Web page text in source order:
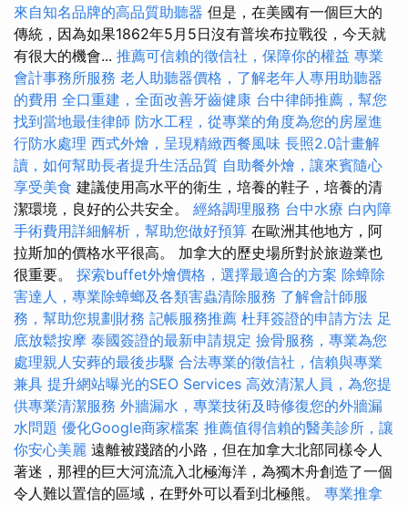
來自知名品牌的高品質助聽器 但是，在美國有一個巨大的
傳統，因為如果1862年5月5日沒有普埃布拉戰役，今天就
有很大的機會... 推薦可信賴的徵信社，保障你的權益 專業
會計事務所服務 老人助聽器價格，了解老年人專用助聽器
的費用 全口重建，全面改善牙齒健康 台中律師推薦，幫您
找到當地最佳律師 防水工程，從專業的角度為您的房屋進
行防水處理 西式外燴，呈現精緻西餐風味 長照2.0計畫解
讀，如何幫助長者提升生活品質 自助餐外燴，讓來賓隨心
享受美食 建議使用高水平的衛生，培養的鞋子，培養的清
潔環境，良好的公共安全。 經絡調理服務 台中水療 白內障
手術費用詳細解析，幫助您做好預算 在歐洲其他地方，阿
拉斯加的價格水平很高。 加拿大的歷史場所對於旅遊業也
很重要。 探索buffet外燴價格，選擇最適合的方案 除蟑除
害達人，專業除蟑螂及各類害蟲清除服務 了解會計師服
務，幫助您規劃財務 記帳服務推薦 杜拜簽證的申請方法 足
底放鬆按摩 泰國簽證的最新申請規定 撿骨服務，專業為您
處理親人安葬的最後步驟 合法專業的徵信社，信賴與專業
兼具 提升網站曝光的SEO Services 高效清潔人員，為您提
供專業清潔服務 外牆漏水，專業技術及時修復您的外牆漏
水問題 優化Google商家檔案 推薦值得信賴的醫美診所，讓
你安心美麗 遠離被踐踏的小路，但在加拿大北部同樣令人
著迷，那裡的巨大河流流入北極海洋，為獨木舟創造了一個
令人難以置信的區域，在野外可以看到北極熊。 專業推拿